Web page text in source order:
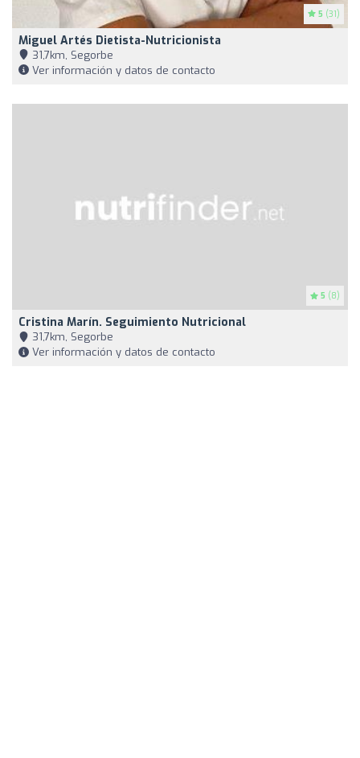
5 (31)
Miguel Artés Dietista-Nutricionista
31,7km, Segorbe
Ver información y datos de contacto
5 (8)
Cristina Marín. Seguimiento Nutricional
31,7km, Segorbe
Ver información y datos de contacto